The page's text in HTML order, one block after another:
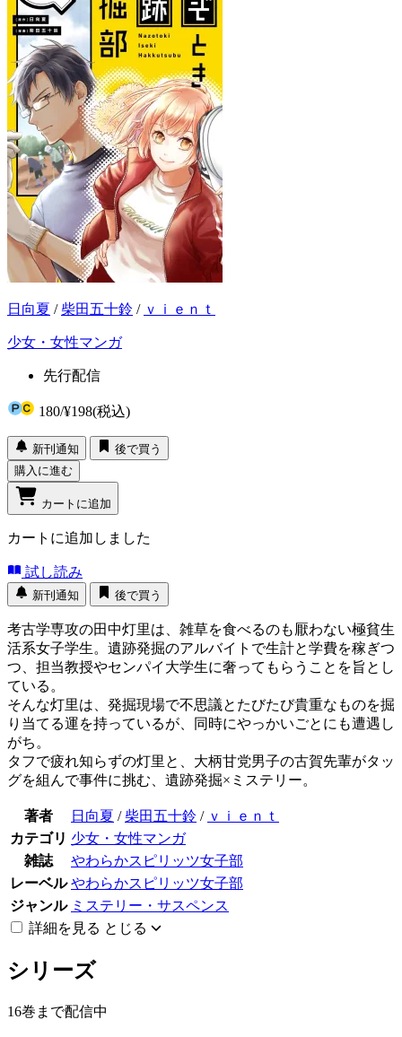
日向夏 /柴田五十鈴 / ｖｉｅｎｔ
少女・女性マンガ
先行配信
180/¥198(税込)
新刊通知
後で買う
購入に進む
カートに追加
カートに追加しました
試し読み
新刊通知 後で買う
考古学専攻の田中灯里は、雑草を食べるのも厭わない極貧生
活系女子学生。遺跡発掘のアルバイトで生計と学費を稼ぎつ
つ、担当教授やセンパイ大学生に奢ってもらうことを旨とし
ている。
そんな灯里は、発掘現場で不思議とたびたび貴重なものを掘
り当てる運を持っているが、同時にやっかいごとにも遭遇し
がち。
タフで疲れ知らずの灯里と、大柄甘党男子の古賀先輩がタッ
グを組んで事件に挑む、遺跡発掘×ミステリー。
著者 日向夏 /柴田五十鈴 / ｖｉｅｎｔ
カテゴリ 少女・女性マンガ
雑誌
やわらかスピリッツ女子部
レーベル やわらかスピリッツ女子部
ジャンル ミステリー・サスペンス
詳細を見る とじる
シリーズ
16巻まで配信中